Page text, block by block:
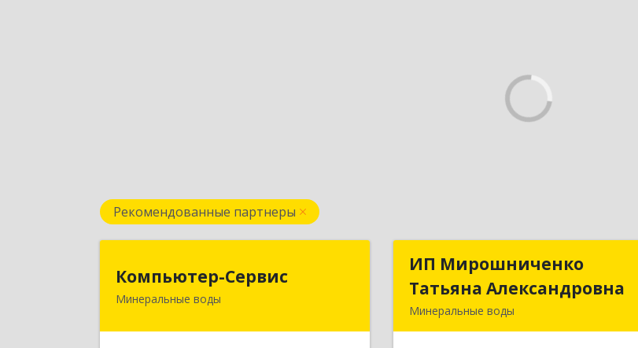
Рекомендованные партнеры
Компьютер-Сервис
Минеральные воды
357202, Ставропольский край,
ИП Мирошниченко
Татьяна Александровна
Минеральные воды
ИП Мирошниченко
Татьяна Александровна